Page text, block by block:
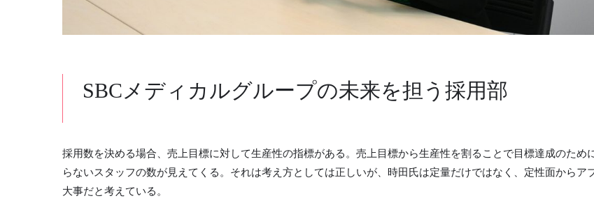
SBCメディカルグループの未来を担う採用部
採用数を決める場合、売上目標に対して生産性の指標がある。売上目標から生産性を割ることで目標達成のため
らないスタッフの数が見えてくる。それは考え方としては正しいが、時田氏は定量だけではなく、定性面からア
大事だと考えている。